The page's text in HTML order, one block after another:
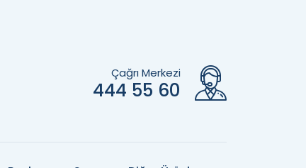
Çağrı Merkezi
444 55 60